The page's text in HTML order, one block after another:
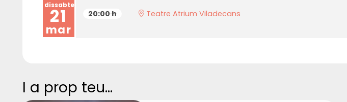
dissabte
21
mar
20:00 h Teatre Atrium Viladecans
I a prop teu...